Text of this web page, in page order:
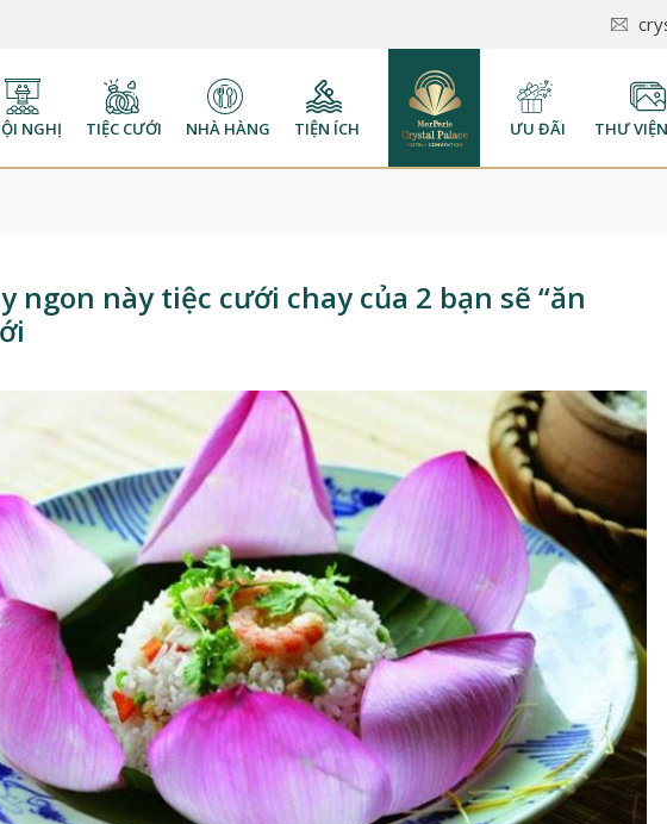
NGHỊ TIỆC CƯỚI NHÀ HÀNG TIỆN ÍCH ƯU ĐÃI THƯ
ngon này tiệc cưới chay của 2 bạn sẽ “ăn